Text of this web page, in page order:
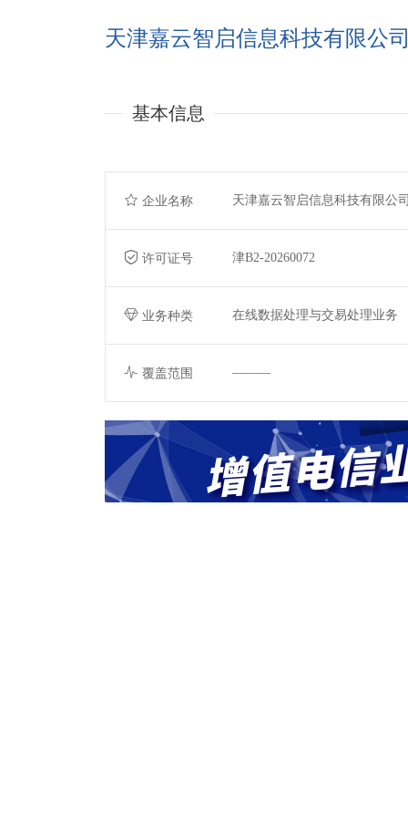
天津嘉云智启信息科技有限公
基本信息
企业名称 天津嘉云智启信息科技有限公
许可证号 津B2-20260072
业务种类 在线数据处理与交易处理业务
覆盖范围 ———